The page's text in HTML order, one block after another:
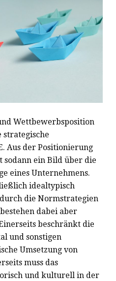
Wettbewerbsposition
Aus der Positionierung
sodann ein Bild über die
eines Unternehmens.
idealtypisch
die Normstrategien
dabei aber
beschränkt die
und sonstigen
Umsetzung von
muss das
und kulturell in der